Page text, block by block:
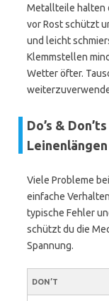
Metallteile halten
vor Rost schützt
und leicht
Klemmstellen
Wetter öfter.
Do’s &
Leinenlängen
Viele Probleme
einfache
typische Fehler
schützt du die
Spannung.
DON’T